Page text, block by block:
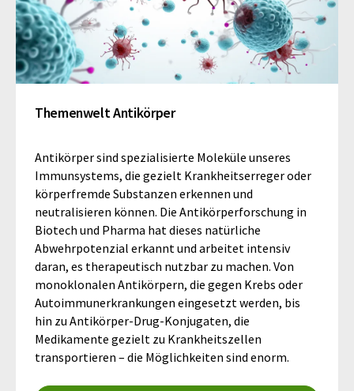
Themenwelt Antikörper
Antikörper sind spezialisierte Moleküle unseres
Immunsystems, die gezielt Krankheitserreger oder
körperfremde Substanzen erkennen und
neutralisieren können. Die Antikörperforschung in
Biotech und Pharma hat dieses natürliche
Abwehrpotenzial erkannt und arbeitet intensiv
daran, es therapeutisch nutzbar zu machen. Von
monoklonalen Antikörpern, die gegen Krebs oder
Autoimmunerkrankungen eingesetzt werden, bis
hin zu Antikörper-Drug-Konjugaten, die
Medikamente gezielt zu Krankheitszellen
transportieren – die Möglichkeiten sind enorm.